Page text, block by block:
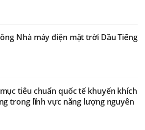
Nhà máy điện mặt trời Dầu Tiếng
tiêu chuẩn quốc tế khuyến khích
trong lĩnh vực năng lượng nguyên